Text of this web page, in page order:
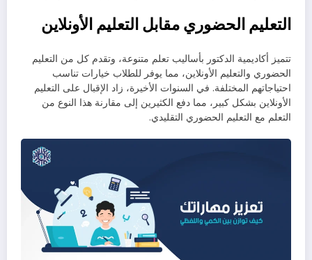
التعليم الحضوري مقابل التعليم الأونلاين
تتميز أكاديمية الدكتور بأساليب تعلم متنوعة، وتقدم كل من التعليم
الحضوري والتعليم الأونلاين، مما يوفر للطلاب خيارات تناسب
احتياجاتهم المختلفة. في السنوات الأخيرة، زاد الإقبال على التعليم
الأونلاين بشكل كبير، مما دفع الكثيرين إلى مقارنة هذا النوع من
التعلم مع التعليم الحضوري التقليدي.